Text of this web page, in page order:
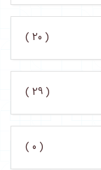
( 20 )
( 29 )
( 0 )